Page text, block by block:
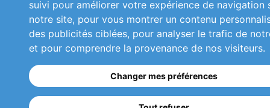
suivi pour améliorer votre expérience de navigation
notre site, pour vous montrer un contenu
des publicités ciblées, pour analyser le trafic de
et pour comprendre la provenance de nos visiteurs.
Changer mes préférences
Plan du site
Mentions légales
Conditions générales de vente
Nous contacter
Copyright 2026 © Cefira
Réalisationckc-net.com